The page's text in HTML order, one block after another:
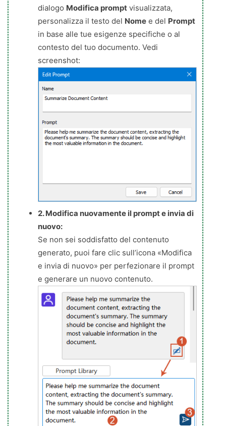
dialogo Modifica promptvisualizzata,
personalizza il testo del Nomee del Prompt
in base alle tue esigenze specifiche o al
contesto del tuo documento. Vedi
screenshot:
2. Modifica nuovamente il prompt e invia di
nuovo:
Se non sei soddisfatto del contenuto
generato, puoi fare clic sull’icona «Modifica
e invia di nuovo» per perfezionare il prompt
e generare un nuovo contenuto.